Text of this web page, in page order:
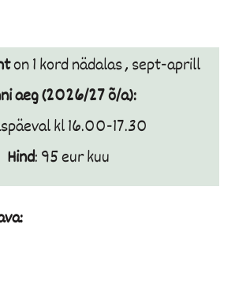
on 1 kord nädalas , sept-aprill
aeg (2026/27 õ/a):
kl 16.00-17.30
Hind: 95 eur kuu